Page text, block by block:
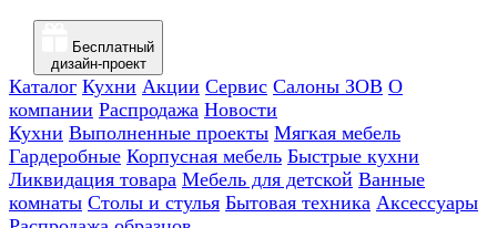
Бесплатный
дизайн-проект
Каталог Кухни Акции Сервис Салоны ЗОВ О
компании Распродажа Новости
Кухни Выполненные проекты Мягкая мебель
Гардеробные Корпусная мебель Быстрые кухни
Ликвидация товара Мебель для детской Ванные
комнаты Столы и стулья Бытовая техника Аксессуары